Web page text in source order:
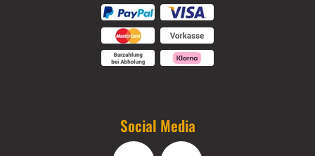
Social Media